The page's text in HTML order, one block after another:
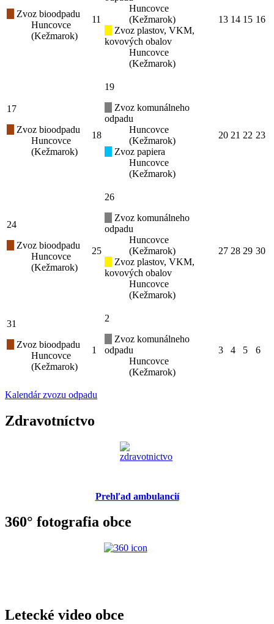
Zvoz bioodpadu
Huncovce
(Kežmarok)
11
Huncovce
(Kežmarok)
Zvoz plastov, VKM,
kovových obalov
Huncovce
(Kežmarok)
13 14 15 16
17
Zvoz bioodpadu
Huncovce
(Kežmarok)
18
19
Zvoz komunálneho
odpadu
Huncovce
(Kežmarok)
Zvoz papiera
Huncovce
(Kežmarok)
20 21 22 23
24
Zvoz bioodpadu
Huncovce
(Kežmarok)
25
26
Zvoz komunálneho
odpadu
Huncovce
(Kežmarok)
Zvoz plastov, VKM,
kovových obalov
Huncovce
(Kežmarok)
27 28 29 30
31
Zvoz bioodpadu
Huncovce
(Kežmarok)
1
2
Zvoz komunálneho
odpadu
Huncovce
(Kežmarok)
3 4 5 6
Kalendár zvozu odpadu
Zdravotníctvo
Prehľad ambulancií
360° fotografia obce
Letecké video obce